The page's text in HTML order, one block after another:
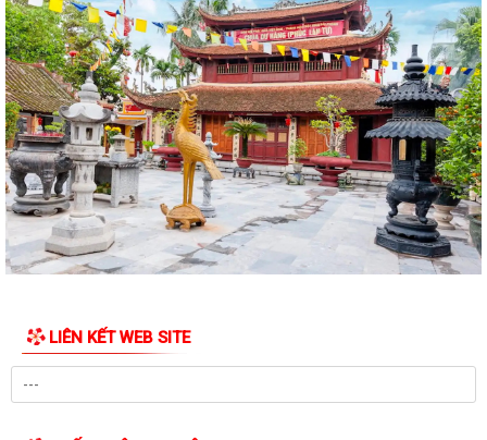
THÔNG BÁO Lịch tiếp công dân định kỳ của Chủ tịch Ủy ban nhân dân
xã Quý III, IV năm 2026
Bộ Chính trị tổ chức hội nghị toàn quốc sơ kết 1 năm vận hành mô hình
tổ chức tổng thể của hệ...
Luật sửa đổi bổ sung một số điều của Luật Tiếp công dân, luật khiếu
nại, luật tố cáo
Luật sửa đổi, bổ sung một số điều của Luật phòng chống tham nhũng
Chiến dịch “500 ngày đêm đẩy mạnh thực hiện tìm kiếm, quy tập và
Kỷ niệm Ngày gia đình Việt Nam 28/6
KẾ HOẠCH Tiếp công dân của Chủ tịch Ủy ban nhân dân xã Quý III, IV
LIÊN KẾT WEB SITE